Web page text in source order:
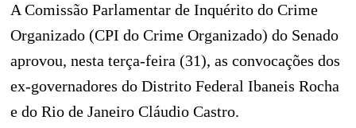
A Comissão Parlamentar de Inquérito do Crime
Organizado (CPI do Crime Organizado) do Senado
aprovou, nesta terça-feira (31), as convocações dos
ex-governadores do Distrito Federal Ibaneis Rocha
e do Rio de Janeiro Cláudio Castro.